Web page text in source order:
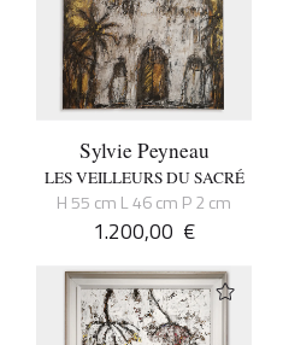
Sylvie Peyneau
LES VEILLEURS DU SACRÉ
H 55 cm L 46 cm P 2 cm
1.200,00 €